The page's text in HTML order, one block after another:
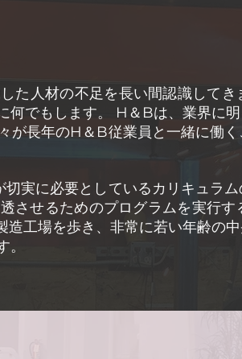
た人材の不足を長い間認識してき
何でもします。 H＆Bは、業界に
が長年のH＆B従業員と一緒に働
実に必要としているカリキュラ
させるためのプログラムを実行
工場を歩き、非常に若い年齢の